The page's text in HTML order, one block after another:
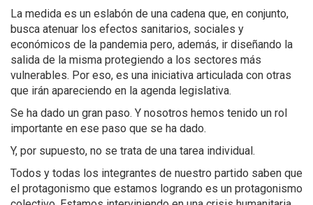
La medida es un eslabón de una cadena que, en conjunto,
busca atenuar los efectos sanitarios, sociales y
económicos de la pandemia pero, además, ir diseñando la
salida de la misma protegiendo a los sectores más
vulnerables. Por eso, es una iniciativa articulada con otras
que irán apareciendo en la agenda legislativa.
Se ha dado un gran paso. Y nosotros hemos tenido un rol
importante en ese paso que se ha dado.
Y, por supuesto, no se trata de una tarea individual.
Todos y todas los integrantes de nuestro partido saben que
el protagonismo que estamos logrando es un protagonismo